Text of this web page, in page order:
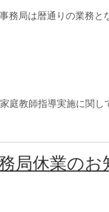
務局は暦通りの業務と
庭教師指導実施に関
局休業のお